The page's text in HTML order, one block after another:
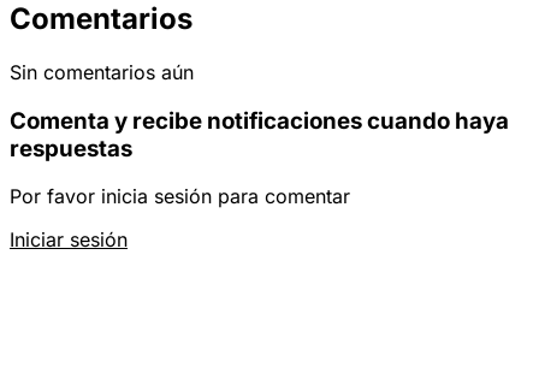
Comentarios
Sin comentarios aún
Comenta y recibe notificaciones cuando haya
respuestas
Por favor inicia sesión para comentar
Iniciar sesión